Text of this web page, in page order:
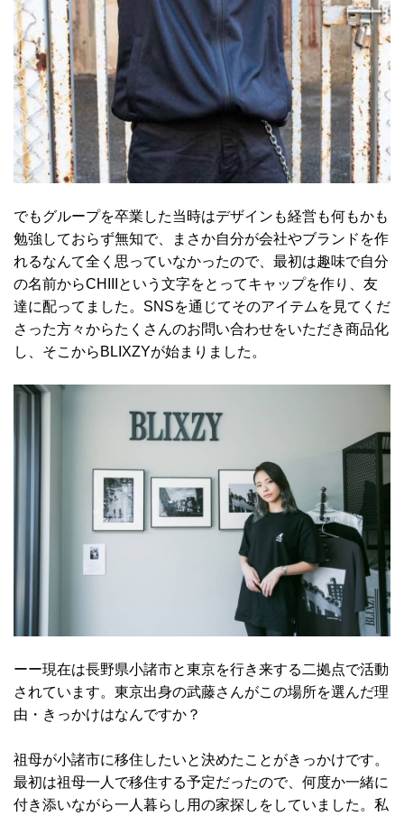
でもグループを卒業した当時はデザインも経営も何もかも
勉強しておらず無知で、まさか自分が会社やブランドを作
れるなんて全く思っていなかったので、最初は趣味で自分
の名前からCHIIIという文字をとってキャップを作り、友
達に配ってました。SNSを通じてそのアイテムを見てくだ
さった方々からたくさんのお問い合わせをいただき商品化
し、そこからBLIXZYが始まりました。
ーー現在は長野県小諸市と東京を行き来する二拠点で活動
されています。東京出身の武藤さんがこの場所を選んだ理
由・きっかけはなんですか？
祖母が小諸市に移住したいと決めたことがきっかけです。
最初は祖母一人で移住する予定だったので、何度か一緒に
付き添いながら一人暮らし用の家探しをしていました。私